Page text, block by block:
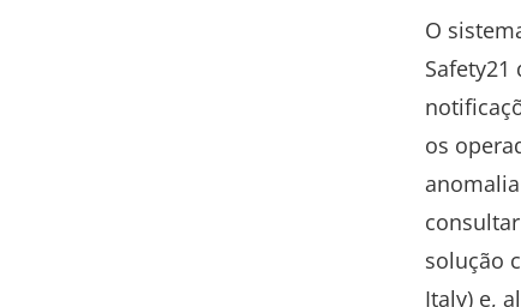
O
os
solução
Italy) e,